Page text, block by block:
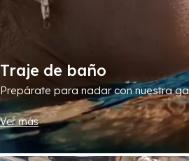
Traje de baño
Prepárate para nadar con nuestra
Ver más